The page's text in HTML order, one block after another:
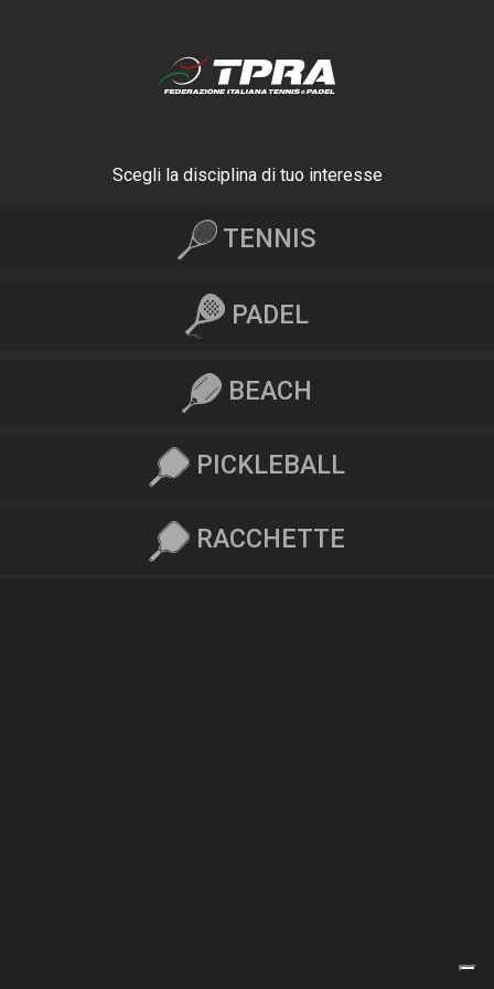
Scegli la disciplina di tuo interesse
TENNIS
PADEL
BEACH
PICKLEBALL
RACCHETTE